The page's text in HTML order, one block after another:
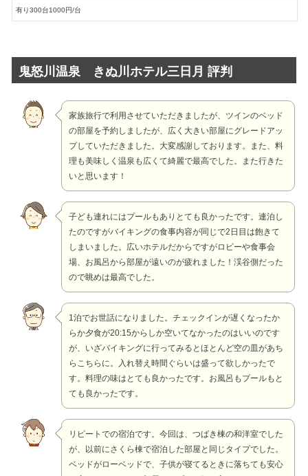
有り300台1000円/台
鬼怒川温泉 きぬ川ホテル三日月 評判
家族旅行で利用させていただきましたが、ツインのベッド
の部屋を予約しましたが、広く大きい部屋にグレードアッ
プしていただきました。大変感謝しております。また、料
理も美味しく温泉も広くて綺麗で最高でした。また行きた
いと思います！
子ども連れにはプールもありとても良かったです。連泊し
たのですがバイキングの食事内容が同じで2日目は飽きて
しまいました。広いホテルだからですがロビーや食事会
場、お風呂から部屋が遠いのが疲れました！渓谷側だった
ので眺めは最高でした。
1泊でお世話になりました。チェックインが遅くなったか
らか夕食が20:15からしか空いてなかったのはいいのです
が、いざバイキングに行ってみるとほとんど空の皿があち
らこちらに。入れ替え時間ぐらいは盛って欲しかったで
す。料理の味はとても良かったです。お風呂もプールもと
ても良かったです。
リピートでの宿泊です。今回は、つばき棟の和洋室でした
が、以前にさくら棟で宿泊した部屋と同じタイプでした。
ベッドがローベッドで、子供が寝てるときに落ちても安心